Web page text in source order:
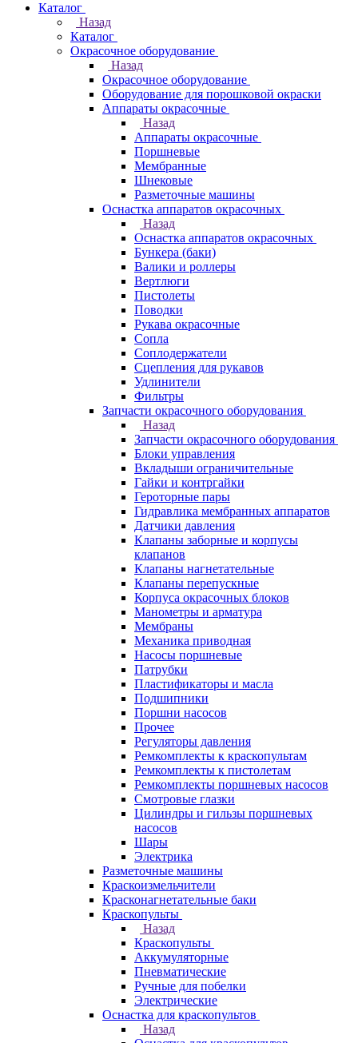
Каталог
Назад
Каталог
Окрасочное оборудование
Назад
Окрасочное оборудование
Оборудование для порошковой окраски
Аппараты окрасочные
Назад
Аппараты окрасочные
Поршневые
Мембранные
Шнековые
Разметочные машины
Оснастка аппаратов окрасочных
Назад
Оснастка аппаратов окрасочных
Бункера (баки)
Валики и роллеры
Вертлюги
Пистолеты
Поводки
Рукава окрасочные
Сопла
Соплодержатели
Сцепления для рукавов
Удлинители
Фильтры
Запчасти окрасочного оборудования
Назад
Запчасти окрасочного оборудования
Блоки управления
Вкладыши ограничительные
Гайки и контргайки
Героторные пары
Гидравлика мембранных аппаратов
Датчики давления
Клапаны заборные и корпусы
клапанов
Клапаны нагнетательные
Клапаны перепускные
Корпуса окрасочных блоков
Манометры и арматура
Мембраны
Механика приводная
Насосы поршневые
Патрубки
Пластификаторы и масла
Подшипники
Поршни насосов
Прочее
Регуляторы давления
Ремкомплекты к краскопультам
Ремкомплекты к пистолетам
Ремкомплекты поршневых насосов
Смотровые глазки
Цилиндры и гильзы поршневых
насосов
Шары
Электрика
Разметочные машины
Краскоизмельчители
Красконагнетательные баки
Краскопульты
Назад
Краскопульты
Аккумуляторные
Пневматические
Ручные для побелки
Электрические
Оснастка для краскопультов
Назад